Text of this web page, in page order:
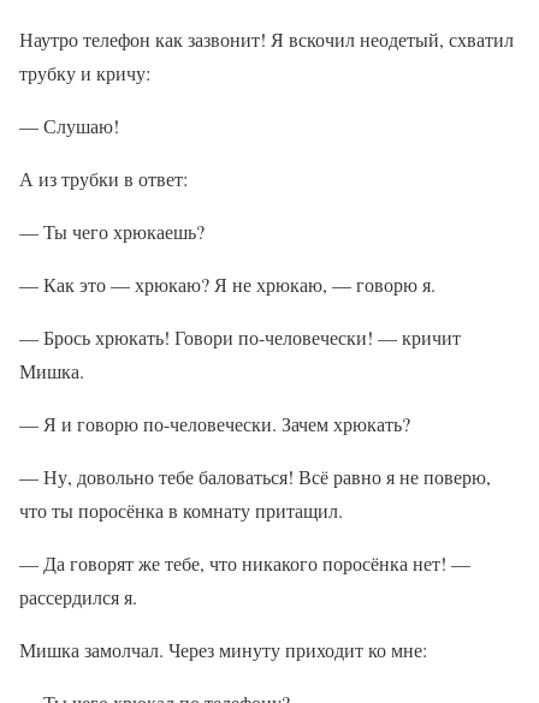
Наутро телефон как зазвонит! Я вскочил неодетый, схватил
трубку и кричу:
— Слушаю!
А из трубки в ответ:
— Ты чего хрюкаешь?
— Как это — хрюкаю? Я не хрюкаю, — говорю я.
— Брось хрюкать! Говори по-человечески! — кричит
Мишка.
— Я и говорю по-человечески. Зачем хрюкать?
— Ну, довольно тебе баловаться! Всё равно я не поверю,
что ты поросёнка в комнату притащил.
— Да говорят же тебе, что никакого поросёнка нет! —
рассердился я.
Мишка замолчал. Через минуту приходит ко мне: